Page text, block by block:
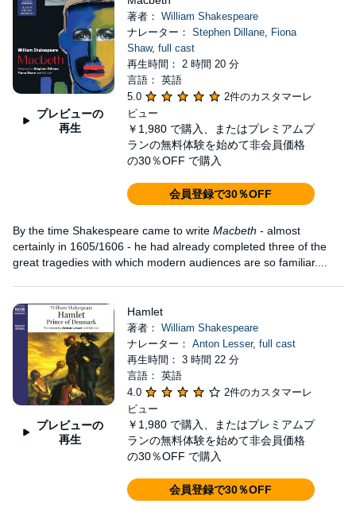
プレビューの
再生
著者： William Shakespeare
ナレーター： Stephen Dillane, Fiona
Shaw, full cast
再生時間： 2 時間 20 分
言語： 英語
5.0
2件のカスタマーレ
ビュー
￥1,980 で購入、またはプレミアムプ
ランの無料体験を始めて非会員価格
の30％OFF で購入
会員登録で30％OFF
By the time Shakespeare came to write Macbeth - almost
certainly in 1605/1606 - he had already completed three of the
great tragedies with which modern audiences are so familiar....
プレビューの
再生
Hamlet
著者： William Shakespeare
ナレーター： Anton Lesser, full cast
再生時間： 3 時間 22 分
言語： 英語
4.0
2件のカスタマーレ
ビュー
￥1,980 で購入、またはプレミアムプ
ランの無料体験を始めて非会員価格
の30％OFF で購入
会員登録で30％OFF